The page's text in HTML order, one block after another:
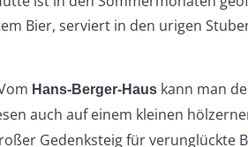
Bier, serviert in den urigen
Hans-Berger-Haus kann man
auch auf einem kleinen
Gedenksteig für verunglückte